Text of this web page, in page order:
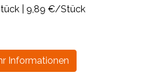
| 9,89 €/Stück
Informationen